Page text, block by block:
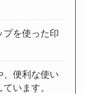
プを使った印
、便利な使い
います。